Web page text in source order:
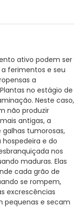
ativo podem ser
ferimentos e seu
a
no estágio de
Neste caso,
não produzir
antigas, a
tumorosas,
e do
nos
maduras. Elas
cada grão de
se rompem,
excrescências
pequenas e secam